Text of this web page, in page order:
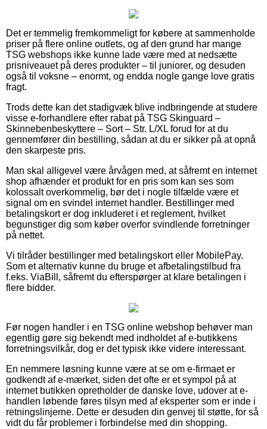
Det er temmelig fremkommeligt for købere at sammenholde
priser på flere online outlets, og af den grund har mange
TSG webshops ikke kunne lade være med at nedsætte
prisniveauet på deres produkter – til juniorer, og desuden
også til voksne – enormt, og endda nogle gange love gratis
fragt.
Trods dette kan det stadigvæk blive indbringende at studere
visse e-forhandlere efter rabat på TSG Skinguard –
Skinnebenbeskyttere – Sort – Str. L/XL forud for at du
gennemfører din bestilling, sådan at du er sikker på at opnå
den skarpeste pris.
Man skal alligevel være årvågen med, at såfremt en internet
shop afhænder et produkt for en pris som kan ses som
kolossalt overkommelig, bør det i nogle tilfælde være et
signal om en svindel internet handler. Bestillinger med
betalingskort er dog inkluderet i et reglement, hvilket
begunstiger dig som køber overfor svindlende forretninger
på nettet.
Vi tilråder bestillinger med betalingskort eller MobilePay.
Som et alternativ kunne du bruge et afbetalingstilbud fra
f.eks. ViaBill, såfremt du efterspørger at klare betalingen i
flere bidder.
Før nogen handler i en TSG online webshop behøver man
egentlig gøre sig bekendt med indholdet af e-butikkens
forretningsvilkår, dog er det typisk ikke videre interessant.
En nemmere løsning kunne være at se om e-firmaet er
godkendt af e-mærket, siden det ofte er et sympol på at
internet butikken opretholder de danske love, udover at e-
handlen løbende føres tilsyn med af eksperter som er inde i
retningslinjerne. Dette er desuden din genvej til støtte, for så
vidt du får problemer i forbindelse med din shopping.